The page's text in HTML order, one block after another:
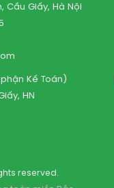
Cầu Giấy, Hà Nội
phận Kế Toán)
HN
reserved.